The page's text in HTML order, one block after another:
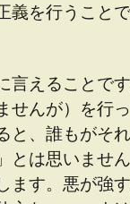
義を行うこと
言えることで
せんが）を行
と、誰もがそ
とは思いませ
ます。悪が強